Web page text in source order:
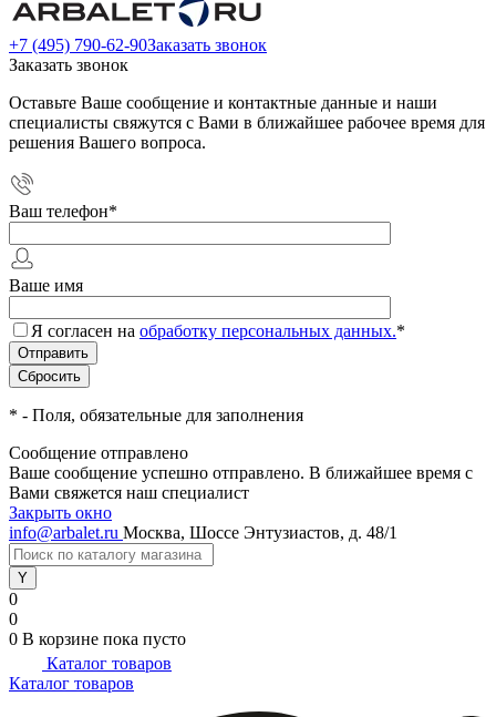
+7 (495) 790-62-90Заказать звонок
Заказать звонок
Оставьте Ваше сообщение и контактные данные и наши
специалисты свяжутся с Вами в ближайшее рабочее время для
решения Вашего вопроса.
Ваш телефон*
Ваше имя
Я согласен на обработку персональных данных.*
* - Поля, обязательные для заполнения
Сообщение отправлено
Ваше сообщение успешно отправлено. В ближайшее время с
Вами свяжется наш специалист
Закрыть окно
info@arbalet.ru Москва, Шоссе Энтузиастов, д. 48/1
0
0
0 В корзине пока пусто
Каталог товаров
Каталог товаров